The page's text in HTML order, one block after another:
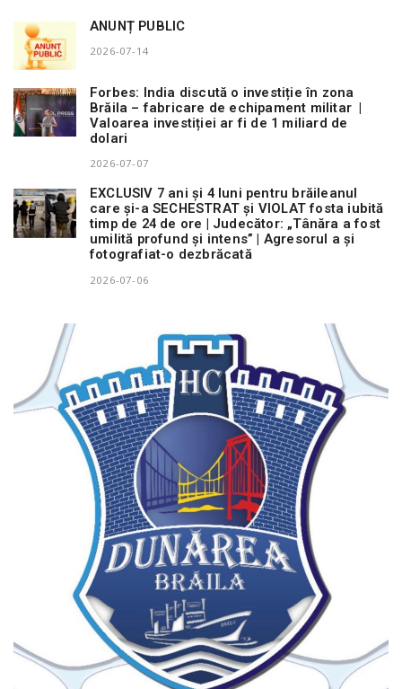
ANUNȚ PUBLIC
2026-07-14
Forbes: India discută o investiție în zona
Brăila – fabricare de echipament militar |
Valoarea investiției ar fi de 1 miliard de
dolari
2026-07-07
EXCLUSIV 7 ani și 4 luni pentru brăileanul
care și-a SECHESTRAT și VIOLAT fosta iubită
timp de 24 de ore | Judecător: „Tânăra a fost
umilită profund și intens” | Agresorul a și
fotografiat-o dezbrăcată
2026-07-06